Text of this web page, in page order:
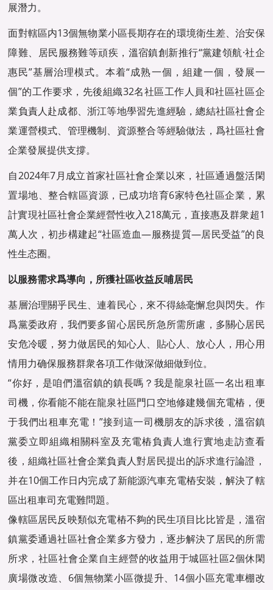
展潛力。
面對轄區内13個無物業小區長期存在的環境衛生差、治安保
障難、居民服務難等頑疾，溫宿鎮創新推行“黨建領航·社企
惠民”基層治理模式。本着“成熟一個，組建一個，發展一
個”的工作要求，先後組織32名社區工作人員和社區社區企
業負責人赴成都、浙江等地學習先進經驗，總結社區社會企
業運營模式、管理機制、資源整合等經驗做法，爲社區社會
企業發展提供支撐。
自2024年7月成立首家社區社會企業以來，社區通過盤活閑
置場地、整合轄區資源，已成功培育6家特色社區企業，累
計實現社區社會企業經營性收入218萬元，直接惠及群衆超1
萬人次，初步構建起“社區造血—服務提質—居民受益”的良
性生态圈。
以服務需求爲導向，所獲社區收益反哺居民
基層治理關乎民生、連着民心，來不得絲毫懈怠與閃失。作
爲黨委政府，我們要多留心居民所急所需所慮，多關心居民
安危冷暖，努力做居民的知心人、貼心人、放心人，用心用
情用力确保服務群衆各項工作做深做細做到位。
“你好，是咱們溫宿鎮的鎮長嗎？我是龍泉社區一名出租車
司機，你看能不能在龍泉社區門口空地修建幾個充電樁，便
于我們出租車充電！”接到這一司機朋友的訴求後，溫宿鎮
黨委立即組織相關科室及充電樁負責人進行實地走訪查看
後，組織社區社會企業負責人對居民提出的訴求進行論證，
并在10個工作日内完成了新能源汽車充電樁安裝，解決了轄
區出租車司充電難問題。
像轄區居民反映類似充電樁不夠的民生項目比比皆是，溫宿
鎮黨委通過社區社會企業多方發力，逐步解決了居民的所需
所求，社區社會企業自主經營的收益用于城區社區2個休閑
廣場微改造、6個無物業小區微提升、14個小區充電車棚改